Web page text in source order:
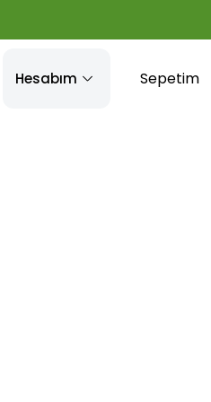
Hesabım Sepetim